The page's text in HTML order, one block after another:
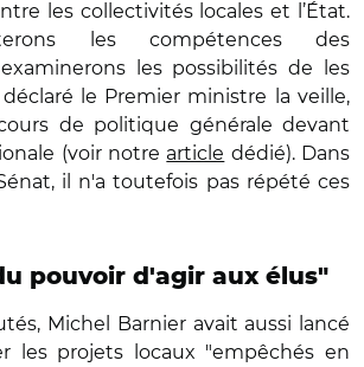
les collectivités locales et l’État.
les compétences des
les possibilités de les
le Premier ministre la veille,
de politique générale devant
(voir notre article dédié). Dans
il n'a toutefois pas répété ces
pouvoir d'agir aux élus"
Michel Barnier avait aussi lancé
les projets locaux "empêchés en